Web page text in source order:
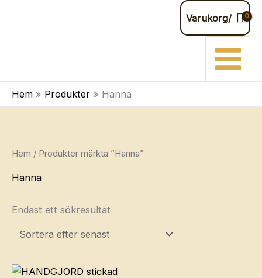
innehåll
Varukorg/
Hem Produkter Hanna
Hem / Produkter märkta ”Hanna”
Hanna
Endast ett sökresultat